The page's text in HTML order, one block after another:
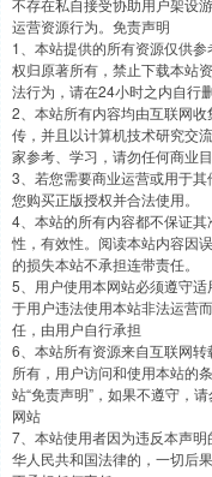
不存在私自接受协助用户架设
运营资源行为。免责声明
1、本站提供的所有资源仅供
权归原著所有，禁止下载本站
法行为，请在24小时之内自行
2、本站所有内容均由互联网
传，并且以计算机技术研究交
家参考、学习，请勿任何商业
3、若您需要商业运营或用于
您购买正版授权并合法使用。
4、本站的所有内容都不保证
性，有效性。阅读本站内容因
的损失本站不承担连带责任。
5、用户使用本网站必须遵守
于用户违法使用本站非法运营
任，由用户自行承担
6、本站所有资源来自互联网
所有，用户访问和使用本站的
站“免责声明”，如果不遵守，
网站
7、本站使用者因为违反本声
华人民共和国法律的，一切后